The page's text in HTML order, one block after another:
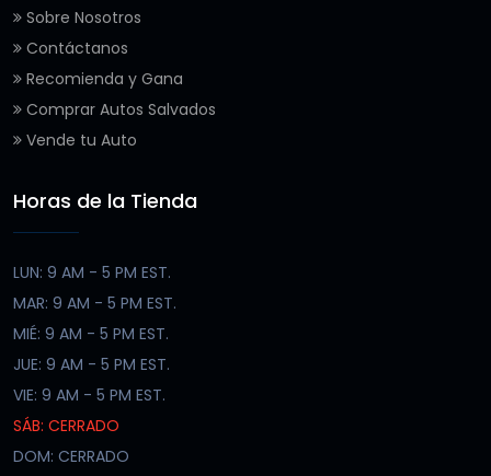
Sobre Nosotros
Contáctanos
Recomienda y Gana
Comprar Autos Salvados
Vende tu Auto
Horas de la Tienda
LUN: 9 AM - 5 PM EST.
MAR: 9 AM - 5 PM EST.
MIÉ: 9 AM - 5 PM EST.
JUE: 9 AM - 5 PM EST.
VIE: 9 AM - 5 PM EST.
SÁB: CERRADO
DOM: CERRADO